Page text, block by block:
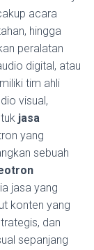
acara
hingga
peralatan
digital, atau
tim ahli
visual,
jasa
yang
sebuah
jasa yang
konten yang
dan
sepanjang